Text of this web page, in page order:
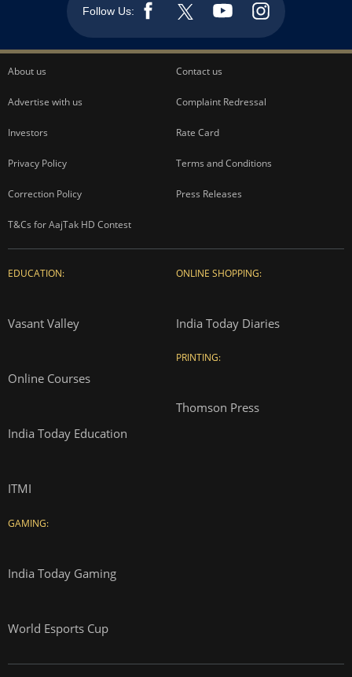
Follow Us:
About us Contact us
Advertise with us Complaint Redressal
Investors Rate Card
Privacy Policy Terms and Conditions
Correction Policy Press Releases
T&Cs for AajTak HD Contest
EDUCATION:
Vasant Valley
Online Courses
India Today Education
ITMI
GAMING:
India Today Gaming
World Esports Cup
ONLINE SHOPPING:
India Today Diaries
PRINTING:
Thomson Press